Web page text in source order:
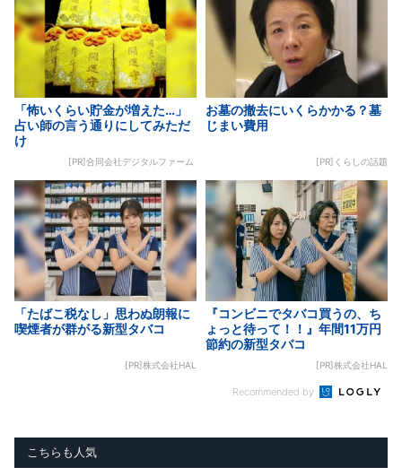
「怖いくらい貯金が増えた…」
占い師の言う通りにしてみただ
け
[PR]合同会社デジタルファーム
お墓の撤去にいくらかかる？墓
じまい費用
[PR]くらしの話題
「たばこ税なし」思わぬ朗報に
喫煙者が群がる新型タバコ
[PR]株式会社HAL
『コンビニでタバコ買うの、ち
ょっと待って！！』年間11万円
節約の新型タバコ
[PR]株式会社HAL
Recommended by
こちらも人気